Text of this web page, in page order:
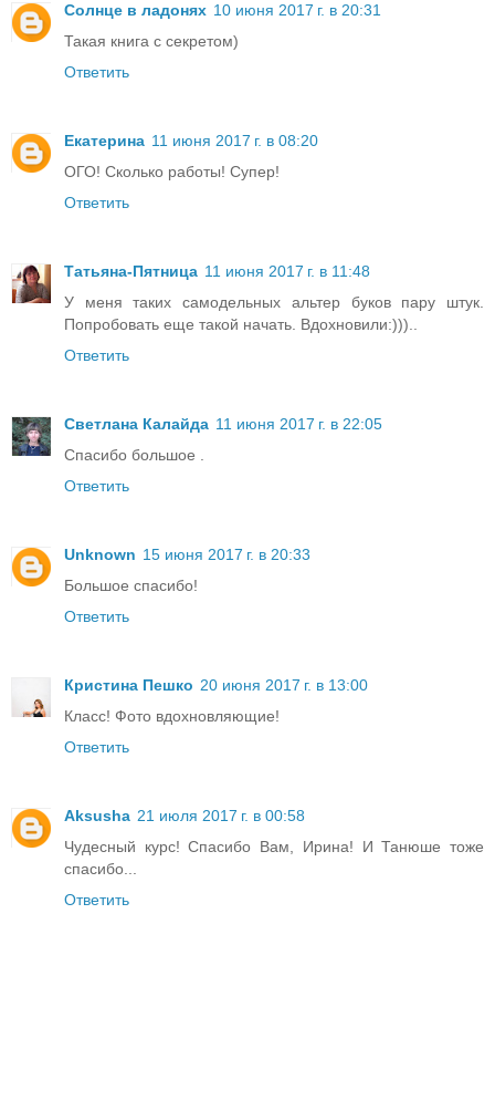
Солнце в ладонях 10 июня 2017 г. в 20:31
Такая книга с секретом)
Ответить
Екатерина 11 июня 2017 г. в 08:20
ОГО! Сколько работы! Супер!
Ответить
Татьяна-Пятница 11 июня 2017 г. в 11:48
У меня таких самодельных альтер буков пару штук.
Попробовать еще такой начать. Вдохновили:)))..
Ответить
Светлана Калайда 11 июня 2017 г. в 22:05
Спасибо большое .
Ответить
Unknown 15 июня 2017 г. в 20:33
Большое спасибо!
Ответить
Кристина Пешко 20 июня 2017 г. в 13:00
Класс! Фото вдохновляющие!
Ответить
Aksusha 21 июля 2017 г. в 00:58
Чудесный курс! Спасибо Вам, Ирина! И Танюше тоже
спасибо...
Ответить